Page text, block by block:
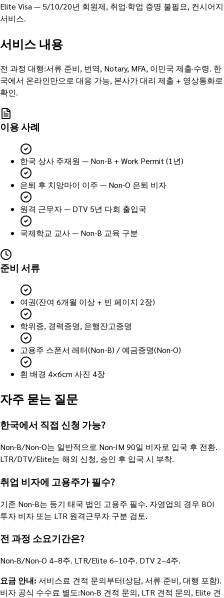
Elite Visa — 5/10/20년 회원제, 취업·학업 증명 불필요, 컨시어지
서비스.
서비스 내용
전 과정 대행:서류 준비, 번역, Notary, MFA, 이민국 제출·수령. 한
국에서 온라인만으로 대응 가능, 본사가 대리 제출 + 영상통화로
확인.
이용 사례
한국 상사 주재원 — Non-B + Work Permit (1년)
은퇴 후 치앙마이 이주 — Non-O 은퇴 비자
원격 근무자 — DTV 5년 다회 출입국
국제학교 교사 — Non-B 교육 구분
준비 서류
여권(잔여 6개월 이상 + 빈 페이지 2장)
학위증, 경력증명, 은행잔고증명
고용주 스폰서 레터(Non-B) / 예금증명(Non-O)
흰 배경 4×6cm 사진 4장
자주 묻는 질문
한국에서 직접 신청 가능?
Non-B/Non-O는 일반적으로 Non-IM 90일 비자로 입국 후 전환.
LTR/DTV/Elite는 해외 신청, 승인 후 입국 시 부착.
취업 비자에 고용주가 필수?
기존 Non-B는 등기 태국 법인 고용주 필수. 자영업의 경우 BOI
투자 비자 또는 LTR 원격근무자 구분 검토.
전 과정 소요기간은?
Non-B/Non-O 4–8주. LTR/Elite 6–10주. DTV 2–4주.
요금 안내: 서비스료 견적 문의부터(상담, 서류 준비, 대행 포함).
비자 공식 수수료 별도:Non-B 견적 문의, LTR 견적 문의, Elite 견